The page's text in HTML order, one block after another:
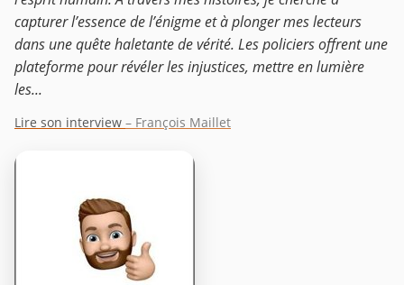
capturer l’essence de l’énigme et à plonger mes lecteurs
dans une quête haletante de vérité. Les policiers offrent une
plateforme pour révéler les injustices, mettre en lumière
les...
Lire son interview – François Maillet